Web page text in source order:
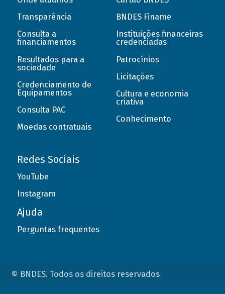
Transparência
Consulta a
financiamentos
Resultados para a
sociedade
Credenciamento de
Equipamentos
Consulta PAC
Moedas contratuais
BNDES Finame
Instituições financeiras
credenciadas
Patrocínios
Licitações
Cultura e economia
criativa
Conhecimento
Redes Sociais
YouTube
Instagram
Ajuda
Perguntas frequentes
© BNDES. Todos os direitos reservados